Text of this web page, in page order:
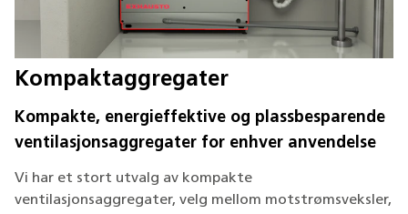
Kompaktaggregater
Kompakte, energieffektive og plassbesparende
ventilasjonsaggregater for enhver anvendelse
Vi har et stort utvalg av kompakte
ventilasjonsaggregater, velg mellom motstrømsveksler,